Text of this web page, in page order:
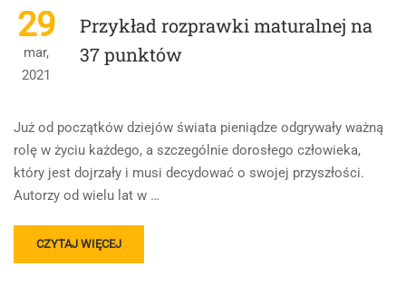
KRÓTKA
ROZPRAWKA
„LALKI”
BOLESŁAW
OCENĄ
NA
35
PUNKTÓW
29
mar,
2021
Przykład rozprawki maturalnej na
37 punktów
Już od początków dziejów świata pieniądze odgrywały ważną
rolę w życiu każdego, a szczególnie dorosłego człowieka,
który jest dojrzały i musi decydować o swojej przyszłości.
Autorzy od wielu lat w …
READ
MORE
CZYTAJ WIĘCEJ